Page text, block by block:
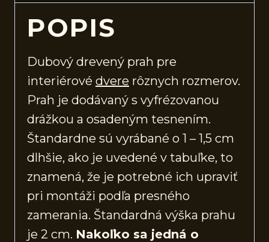
POPIS
Dubový drevený prah pre
interiérové dvere rôznych rozmerov.
Prah je dodávaný s vyfrézovanou
drážkou a osadeným tesnením.
Štandardne sú vyrábané o 1 – 1,5 cm
dlhšie, ako je uvedené v tabuľke, to
znamená, že je potrebné ich upraviť
pri montáži podľa presného
zamerania. Štandardná výška prahu
je 2 cm. Nakoľko sa jedná o